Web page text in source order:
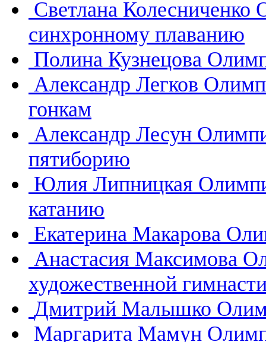
Светлана Колесниченко
синхронному плаванию
Полина Кузнецова
Александр Легков
гонкам
Александр Лесун
пятиборию
Юлия Липницкая
катанию
Екатерина Макарова
Анастасия Максимова
художественной
Дмитрий Малышко
Маргарита Мамун